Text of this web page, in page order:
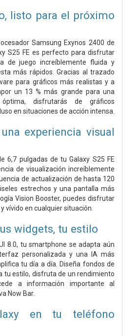
listo para el próximo
Samsung Exynos 2400 de
S25 FE es perfecto para disfrutar
de juego increíblemente fluida y
más rápidos. Gracias al trazado
para gráficos más realistas y a
un 13 % más grande para una
disfrutarás de gráficos
en situaciones de acción intensa.
experiencia visual
6,7 pulgadas de tu Galaxy S25 FE
de visualización increíblemente
de actualización de hasta 120
estrechos y una pantalla más
Vision Booster, puedes disfrutar
vívido en cualquier situación.
widgets, tu estilo
8.0, tu smartphone se adapta aún
personalizada y una IA más
tu día a día. Diseña fondos de
tu estilo, disfruta de un rendimiento
a información importante al
Now Bar.
en tu teléfono